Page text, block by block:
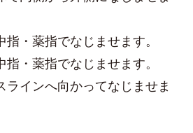
指・薬指でなじませます。
指・薬指でなじませます。
ラインへ向かってなじませま